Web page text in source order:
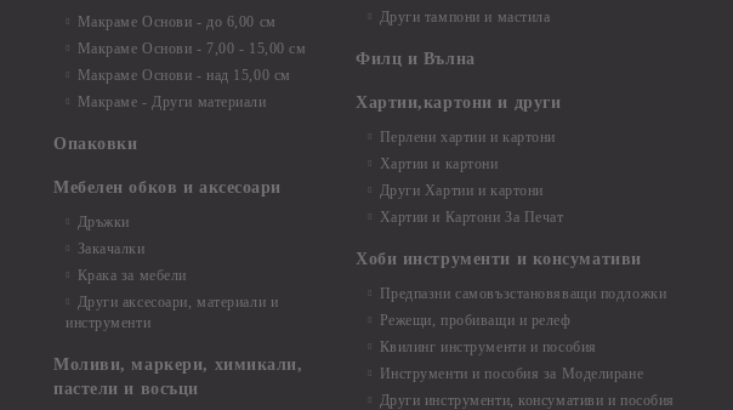
Макраме Основи - до 6,00 см
Макраме Основи - 7,00 - 15,00 см
Макраме Основи - над 15,00 см
Макраме - Други материали
Опаковки
Мебелен обков и аксесоари
Дръжки
Закачалки
Крака за мебели
Други аксесоари, материали и
инструменти
Моливи, маркери, химикали,
пастели и восъци
Други тампони и мастила
Филц и Вълна
Хартии,картони и други
Перлени хартии и картони
Хартии и картони
Други Хартии и картони
Хартии и Картони За Печат
Хоби инструменти и консумативи
Предпазни самовъзстановяващи подложки
Режещи, пробиващи и релеф
Квилинг инструменти и пособия
Инструменти и пособия за Моделиране
Други инструменти, консумативи и пособия